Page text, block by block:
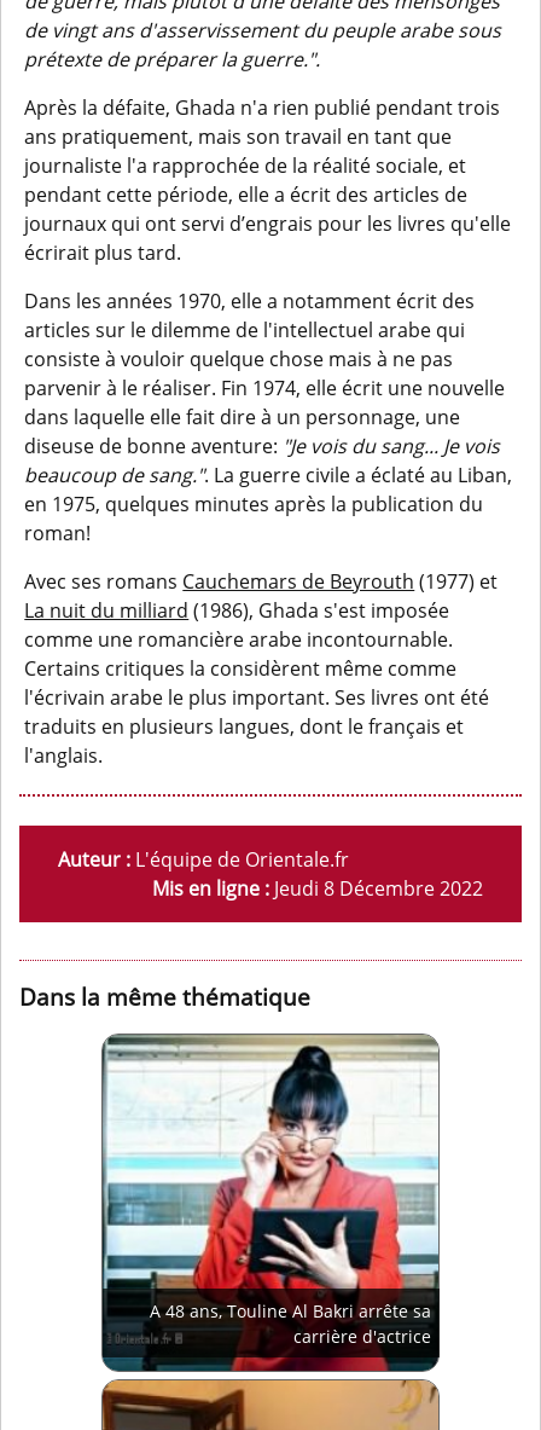
de vingt ans d'asservissement du peuple arabe sous
prétexte de préparer la guerre.".
Après la défaite, Ghada n'a rien publié pendant trois
ans pratiquement, mais son travail en tant que
journaliste l'a rapprochée de la réalité sociale, et
pendant cette période, elle a écrit des articles de
journaux qui ont servi d’engrais pour les livres qu'elle
écrirait plus tard.
Dans les années 1970, elle a notamment écrit des
articles sur le dilemme de l'intellectuel arabe qui
consiste à vouloir quelque chose mais à ne pas
parvenir à le réaliser. Fin 1974, elle écrit une nouvelle
dans laquelle elle fait dire à un personnage, une
diseuse de bonne aventure: "Je vois du sang... Je vois
beaucoup de sang.". La guerre civile a éclaté au Liban,
en 1975, quelques minutes après la publication du
roman!
Avec ses romans Cauchemars de Beyrouth (1977) et
La nuit du milliard (1986), Ghada s'est imposée
comme une romancière arabe incontournable.
Certains critiques la considèrent même comme
l'écrivain arabe le plus important. Ses livres ont été
traduits en plusieurs langues, dont le français et
l'anglais.
Auteur : L'équipe de Orientale.fr
Mis en ligne : Jeudi 8 Décembre 2022
Dans la même thématique
A 48 ans, Touline Al Bakri arrête sa
carrière d'actrice